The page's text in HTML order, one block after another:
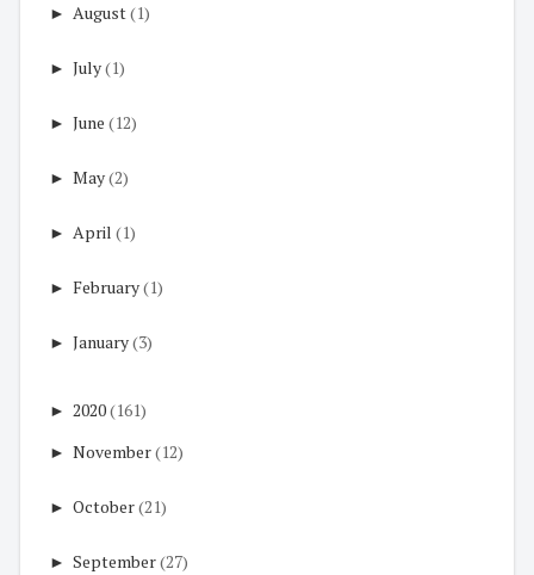
► August(1)
► July(1)
► June (12)
► May(2)
► April (1)
► February(1)
► January(3)
► 2020(161)
► November(12)
► October(21)
► September(27)